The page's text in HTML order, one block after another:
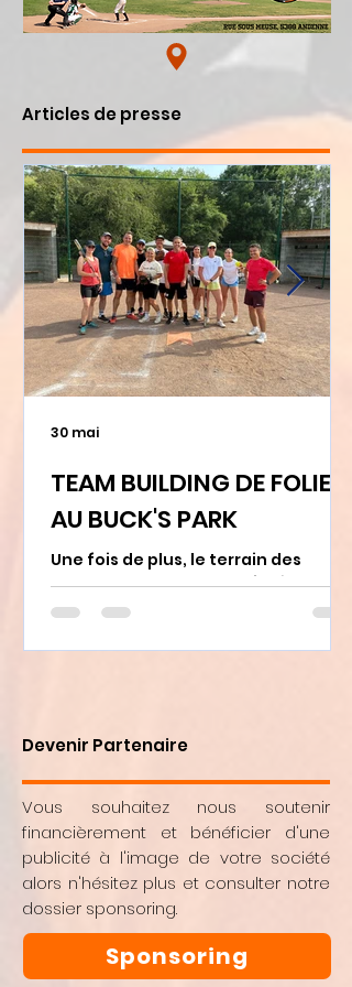
Articles de presse
TEAM BUILDING DE FOLIE
AU BUCK'S PARK
Une fois de plus, le terrain des
Andenne Black Bears a vibré au
rythme du partage et de la
avons eu le plaisir d'accueillir les
immense merci à eux : c'était un
ultra motivé et avec une énergie de
dingue ! Tout s’est déroulé à la
perfection, entre rires,
apprentissage et esprit d'équipe.
On espère avoir sus
30 mai
Devenir Partenaire
Vous souhaitez nous soutenir
financièrement et bénéficier d'une
publicité à l'image de votre société
alors n'hésitez plus et consulter notre
dossier sponsoring.
Sponsoring